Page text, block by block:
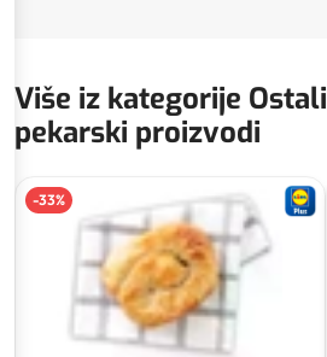
Više iz kategorije Ostali
pekarski proizvodi
-33%